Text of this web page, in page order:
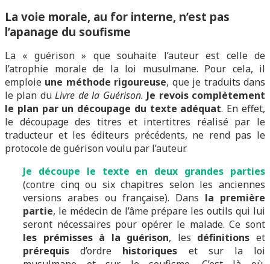
La voie morale, au for interne, n’est pas
l’apanage du soufisme
La « guérison » que souhaite l’auteur est celle de
l’atrophie morale de la loi musulmane. Pour cela, il
emploie une méthode rigoureuse, que je traduits dans
le plan duLivre de la Guérison. Je revois complètement
le plan par un découpage du texte adéquat. En effet,
le découpage des titres et intertitres réalisé par le
traducteur et les éditeurs précédents, ne rend pas le
protocole de guérison voulu par l’auteur.
Je découpe le texte en deux grandes parties
(contre cinq ou six chapitres selon les anciennes
versions arabes ou française). Dans la première
partie, le médecin de l’âme prépare les outils qui lui
seront nécessaires pour opérer le malade. Ce sont
les prémisses à la guérison, les définitions et
prérequis d’ordre historiques et sur la loi